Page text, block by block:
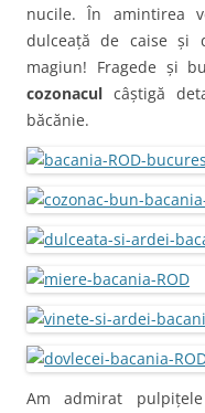
nucile. În amintirea
dulceață de caise și
magiun! Fragede și
cozonacul câștigă
băcănie.
Am admirat